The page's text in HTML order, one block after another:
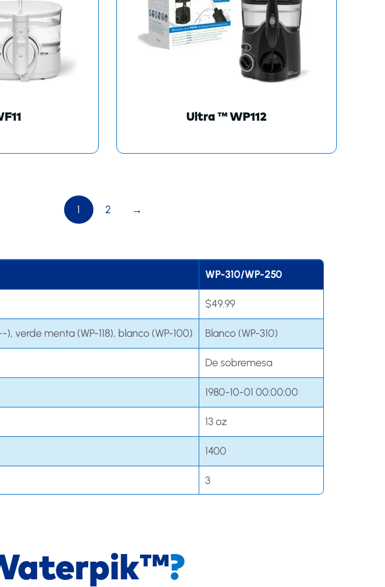
Ultra ™ WP112
1 2 →
WP-310/WP-250
$49.99
), verde menta (WP-118), blanco (WP-100) Blanco (WP-310)
De sobremesa
1980-10-01 00:00:00
13 oz
1400
3
?